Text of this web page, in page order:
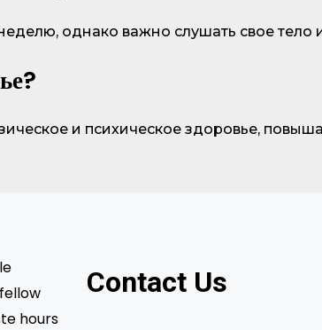
однако важно слушать свое тело
и психическое здоровье,
hours
Contact Us